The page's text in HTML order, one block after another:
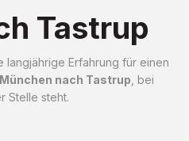
Tastrup
langjährige Erfahrung für einen
nach Tastrup , bei
Stelle steht.